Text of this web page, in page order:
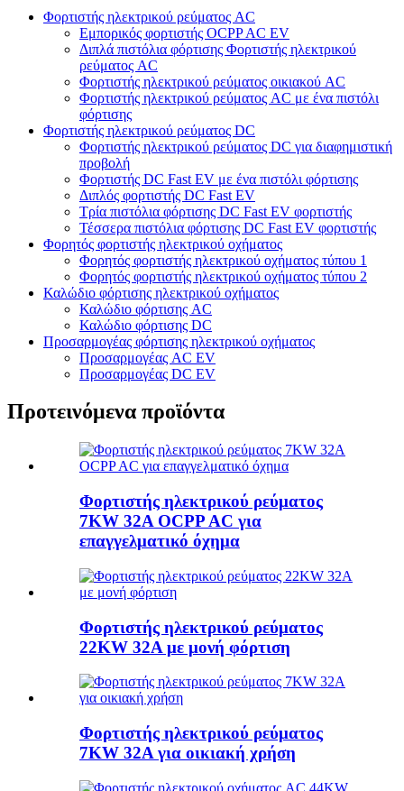
Φορτιστής ηλεκτρικού ρεύματος AC
Εμπορικός φορτιστής OCPP AC EV
Διπλά πιστόλια φόρτισης Φορτιστής ηλεκτρικού
ρεύματος AC
Φορτιστής ηλεκτρικού ρεύματος οικιακού AC
Φορτιστής ηλεκτρικού ρεύματος AC με ένα πιστόλι
φόρτισης
Φορτιστής ηλεκτρικού ρεύματος DC
Φορτιστής ηλεκτρικού ρεύματος DC για διαφημιστική
προβολή
Φορτιστής DC Fast EV με ένα πιστόλι φόρτισης
Διπλός φορτιστής DC Fast EV
Τρία πιστόλια φόρτισης DC Fast EV φορτιστής
Τέσσερα πιστόλια φόρτισης DC Fast EV φορτιστής
Φορητός φορτιστής ηλεκτρικού οχήματος
Φορητός φορτιστής ηλεκτρικού οχήματος τύπου 1
Φορητός φορτιστής ηλεκτρικού οχήματος τύπου 2
Καλώδιο φόρτισης ηλεκτρικού οχήματος
Καλώδιο φόρτισης AC
Καλώδιο φόρτισης DC
Προσαρμογέας φόρτισης ηλεκτρικού οχήματος
Προσαρμογέας AC EV
Προσαρμογέας DC EV
Προτεινόμενα προϊόντα
Φορτιστής ηλεκτρικού ρεύματος
7KW 32A OCPP AC για
επαγγελματικό όχημα
Φορτιστής ηλεκτρικού ρεύματος
22KW 32A με μονή φόρτιση
Φορτιστής ηλεκτρικού ρεύματος
7KW 32A για οικιακή χρήση